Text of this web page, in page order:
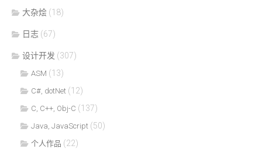
大杂烩 (18)
日志 (67)
设计开发 (307)
ASM (13)
C#, dotNet (12)
C, C++, Obj-C (137)
Java, JavaScript (50)
个人作品 (22)